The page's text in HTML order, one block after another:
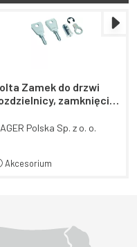
Zamek do drzwi
zamknięcie
Polska Sp. z o. o.
Akcesorium